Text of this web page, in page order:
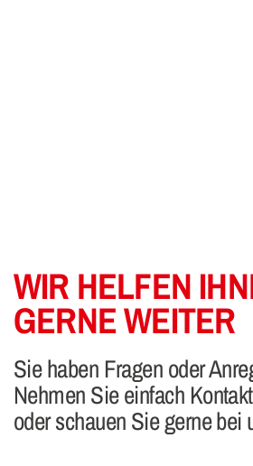
WIR HELFEN
GERNE WEITER
Sie haben Fragen oder
Nehmen Sie einfach
oder schauen Sie gerne bei